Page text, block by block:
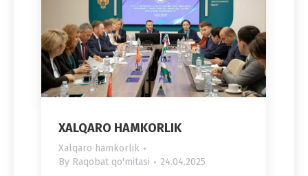
XALQARO HAMKORLIK
Xalqaro hamkorlik
By Raqobat qo'mitasi 24.04.2025